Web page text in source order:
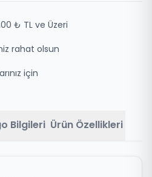
₺ TL ve Üzeri
rahat olsun
için
Bilgileri Ürün Özellikleri